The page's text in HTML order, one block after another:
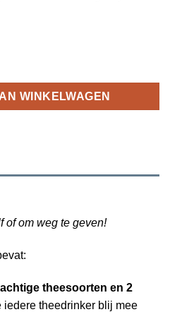
'Leaf Tray' aantal
WINKELWAGEN
of om weg te geven!
theesoorten en 2
iedere theedrinker blij mee